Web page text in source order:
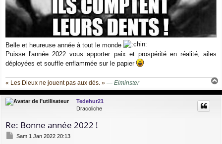
Belle et heureuse année à tout le monde
Puisse l'année 2022 vous apporter paix et prospérité en réalité, ailes
déployées et souffle enflammée sur le papier
« Les Dieux ne jouent pas aux dés. » — Elminster
a
u
Tedehur21
Dracoliche
Re: Bonne année 2022 !
M
Sam 1 Jan 2022 20:13